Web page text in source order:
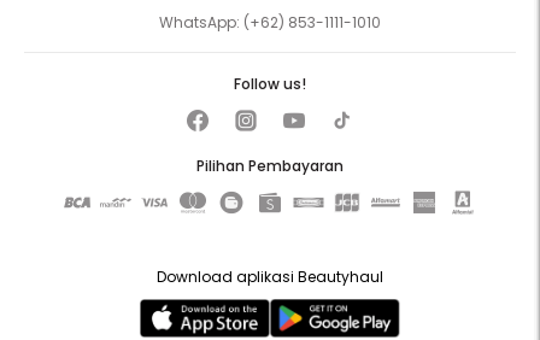
WhatsApp: (+62) 853-1111-1010
Pilihan Pembayaran
Follow us!
Download aplikasi Beautyhaul